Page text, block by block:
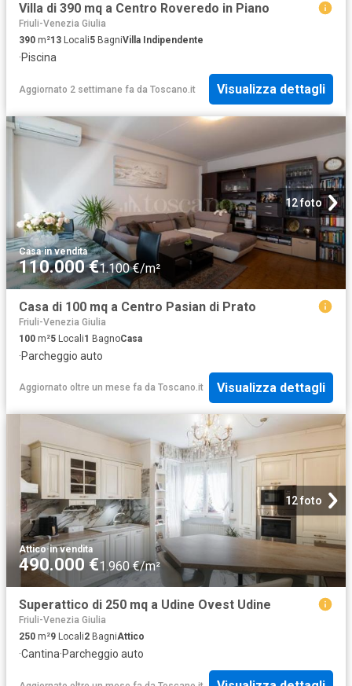
Villa di 390 mq a Centro Roveredo in Piano
Friuli-Venezia Giulia
390 m²13 Locali5 BagniVilla Indipendente
·Piscina
Aggiornato 2 settimane fa da Toscano.it Visualizza dettagli
12 foto
Casa·in vendita
110.000 €1.100 €/m²
Casa di 100 mq a Centro Pasian di Prato
Friuli-Venezia Giulia
100 m²5 Locali1 BagnoCasa
·Parcheggio auto
Aggiornato oltre un mese fa da Toscano.it Visualizza dettagli
12 foto
Attico·in vendita
490.000 €1.960 €/m²
Superattico di 250 mq a Udine Ovest Udine
Friuli-Venezia Giulia
250 m²9 Locali2 BagniAttico
·Cantina·Parcheggio auto